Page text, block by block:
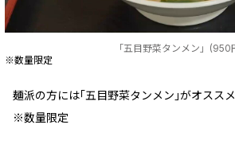
「五目野菜タンメン」(950
※数量限定
麺派の方には｢五目野菜タンメン｣がオススメ
※数量限定